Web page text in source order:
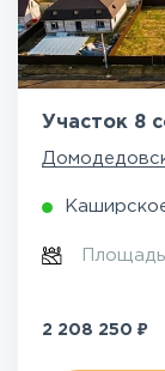
Участок 8
2 208 250 ₽